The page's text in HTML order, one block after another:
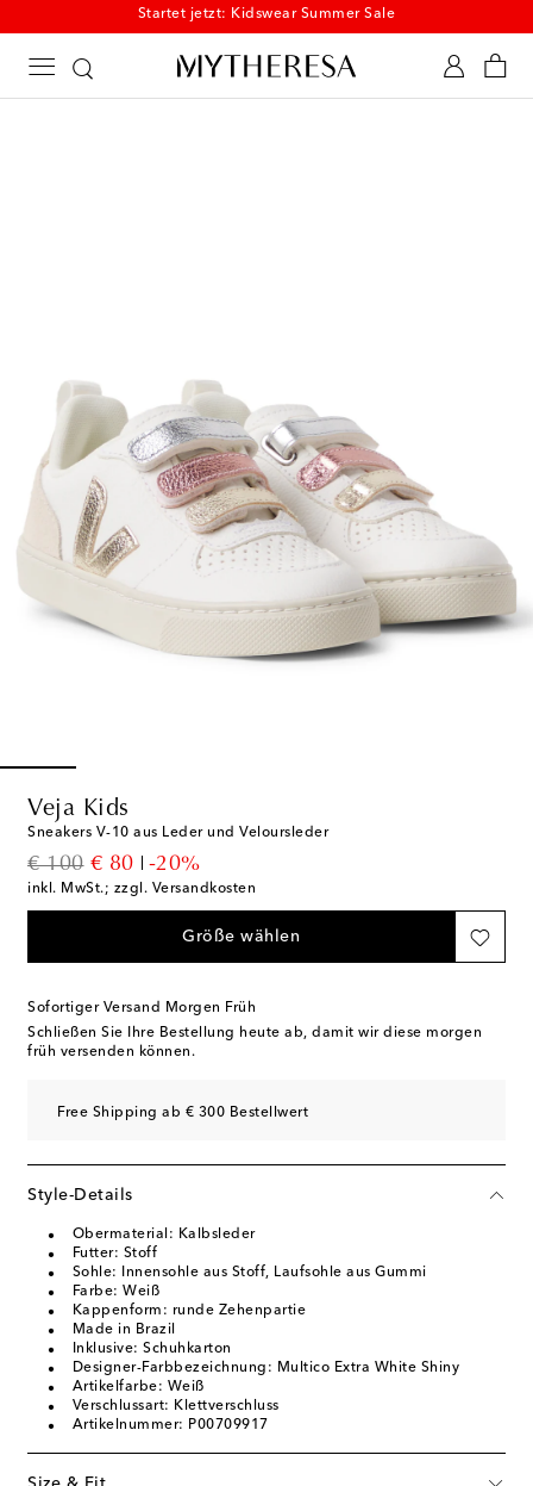
Startet jetzt: Kidswear Summer Sale
Veja Kids
Sneakers V-10 aus Leder und Veloursleder
€ 100
original price
€ 80
discount price
-20%
inkl. MwSt.; zzgl. Versandkosten
Größe wählen
Sofortiger Versand Morgen Früh
Schließen Sie Ihre Bestellung heute ab, damit wir diese morgen
früh versenden können.
Free Shipping ab € 300 Bestellwert
Style-Details
Obermaterial: Kalbsleder
Futter: Stoff
Sohle: Innensohle aus Stoff, Laufsohle aus Gummi
Farbe: Weiß
Kappenform: runde Zehenpartie
Made in Brazil
Inklusive: Schuhkarton
Designer-Farbbezeichnung: Multico Extra White Shiny
Artikelfarbe: Weiß
Verschlussart: Klettverschluss
Artikelnummer: P00709917